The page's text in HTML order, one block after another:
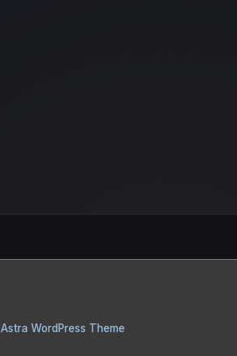
Astra WordPress Theme